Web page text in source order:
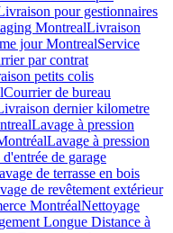
pour gestionnaires
MontrealLivraison
jour MontrealService
par contrat
petits colis
Courrier de bureau
dernier kilometre
Lavage à pression
Lavage à pression
de garage
de terrasse en bois
de revêtement extérieur
MontréalNettoyage
Longue Distance à